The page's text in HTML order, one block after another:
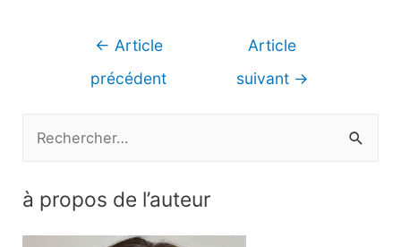
Navigation
← Article
précédent
Article
suivant →
h
à propos de l’auteur